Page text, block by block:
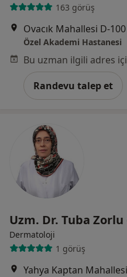
163 görüş
Özel Akademi Hastanesi
Randevu talep et
Uzm. Dr. Tuba Zorlu
Dermatoloji
1 görüş